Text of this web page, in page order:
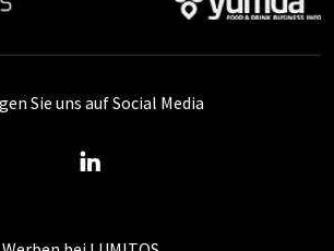
Sie uns auf Social Media